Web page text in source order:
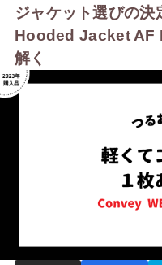
ジャケット選びの
Hooded Jacket AF
解く